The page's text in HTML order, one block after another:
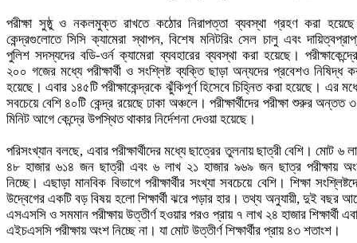
পরীক্ষা সুষ্ঠু ও নকলমুক্ত রাখতে কঠোর নিরাপত্তা ব্যবস্থা গ্রহণ করা
কেন্দ্রগুলোতে সিসি ক্যামেরা স্থাপন, বিশেষ মনিটরিং সেল চালু এবং
পুলিশ সদস্যদের বডি-ওর্ন ক্যামেরা ব্যবহারের ব্যবস্থা করা হয়েছে।
২০০ গজের মধ্যে পরীক্ষার্থী ও সংশ্লিষ্ট ব্যক্তি ছাড়া অন্যদের প্রবেশও নিষিদ্ধ
হয়েছে। এবার ১৪৫টি পরীক্ষাকেন্দ্রকে ঝুঁকিপূর্ণ হিসেবে চিহ্নিত করা হয়েছে। এর
সবচেয়ে বেশি ৪০টি কেন্দ্র রয়েছে ঢাকা অঞ্চলে। পরীক্ষার্থীদের পরীক্ষা শুরুর অন্তত
মিনিট আগে কেন্দ্রে উপস্থিত থাকার নির্দেশনা দেওয়া হয়েছে।
পরিসংখ্যান বলছে, এবার পরীক্ষার্থীদের মধ্যে ছাত্রের তুলনায় ছাত্রী বেশি। মোট ৬
৪৮ হাজার ৬১৪ জন ছাত্রী এবং ৬ লাখ ২১ হাজার ৯৬৯ জন ছাত্র পরীক্ষায়
নিচ্ছে। এছাড়া মানবিক বিভাগে পরীক্ষার্থীর সংখ্যা সবচেয়ে বেশি। শিক্ষা
উদ্বেগের একটি বড় বিষয় হলো শিক্ষার্থী ঝরে পড়ার হার। তথ্য অনুযায়ী, দুই বছর
এসএসসি ও সমমান পরীক্ষায় উত্তীর্ণ হওয়ার পরও প্রায় ৭ লাখ ২৪ হাজার শিক্ষার্থী
এইচএসসি পরীক্ষায় অংশ নিচ্ছে না। যা মোট উত্তীর্ণ শিক্ষার্থীর প্রায় ৪৩ শতাংশ।